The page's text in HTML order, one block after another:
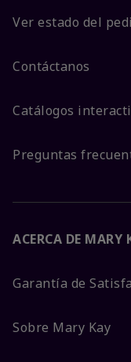
Ver estado del
Contáctanos
Catálogos
Preguntas
ACERCA DE MARY
Garantía de
Sobre Mary Kay